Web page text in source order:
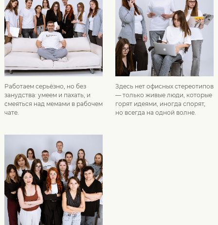
Работаем серьёзно, но без
занудства: умеем и пахать, и
смеяться над мемами в рабочем
чате.
Здесь нет офисных стереотипов
— только живые люди, которые
горят идеями, иногда спорят,
но всегда на одной волне.